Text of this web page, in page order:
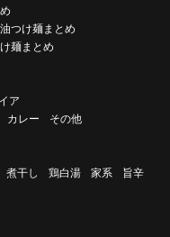
つけ麺まとめ
麺まとめ
ア
カレー その他
煮干し 鶏白湯 家系
旨辛